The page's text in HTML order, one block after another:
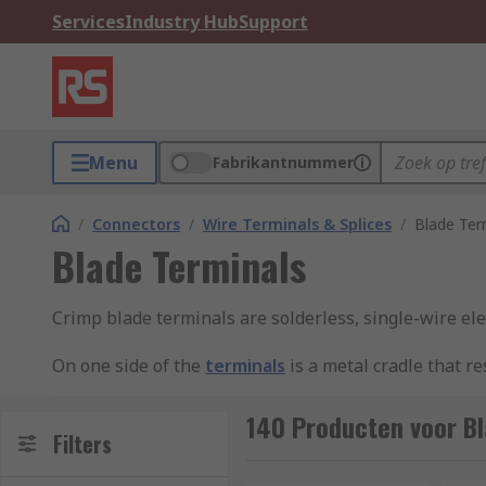
ServicesIndustry HubSupport
Menu Fabrikantnummer
/ Connectors / Wire Terminals & Splices / Blade
Blade Terminals
Crimp blade terminals are solderless, single-wire
On one side of the terminals is a metal cradle that
What are crimp blade terminals used for?
Filters 140 Producten voor